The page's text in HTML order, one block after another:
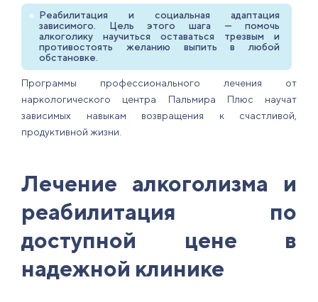
Реабилитация и социальная адаптация
зависимого. Цель этого шага — помочь
алкоголику научиться оставаться трезвым и
противостоять желанию выпить в любой
обстановке.
Программы профессионального лечения от
наркологического центра Пальмира Плюс научат
зависимых навыкам возвращения к счастливой,
продуктивной жизни.
Лечение алкоголизма и
реабилитация по
доступной цене в
надежной клинике